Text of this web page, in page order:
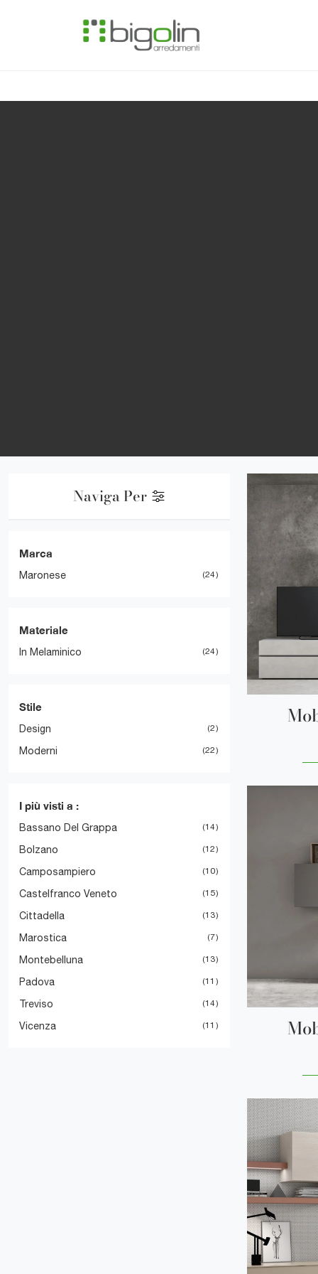
Naviga Per
Marca
Maronese 24
Materiale
In Melaminico 24
Stile
Design 2
Moderni 22
I più visti a :
Bassano Del Grappa 14
Bolzano 12
Camposampiero 10
Castelfranco Veneto 15
Cittadella 13
Marostica 7
Montebelluna 13
Padova 11
Treviso 14
Vicenza 11